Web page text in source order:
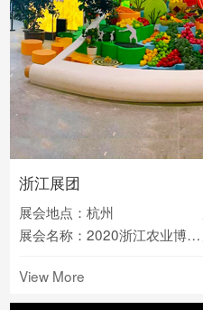
浙江展团
展会地点：杭州
展会名称：2020浙江农业博览会
View More